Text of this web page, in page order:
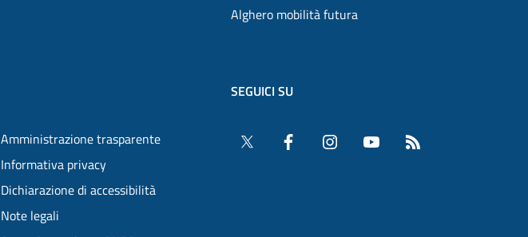
Alghero mobilità futura
Amministrazione trasparente
Informativa privacy
Dichiarazione di accessibilità
Note legali
SEGUICI SU
Twitter Facebook InstagramYouTube